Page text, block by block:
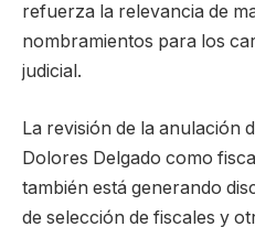
refuerza la relevancia de
nombramientos para los
judicial.
La revisión de la anulación
Dolores Delgado como
también está generando
de selección de fiscales y